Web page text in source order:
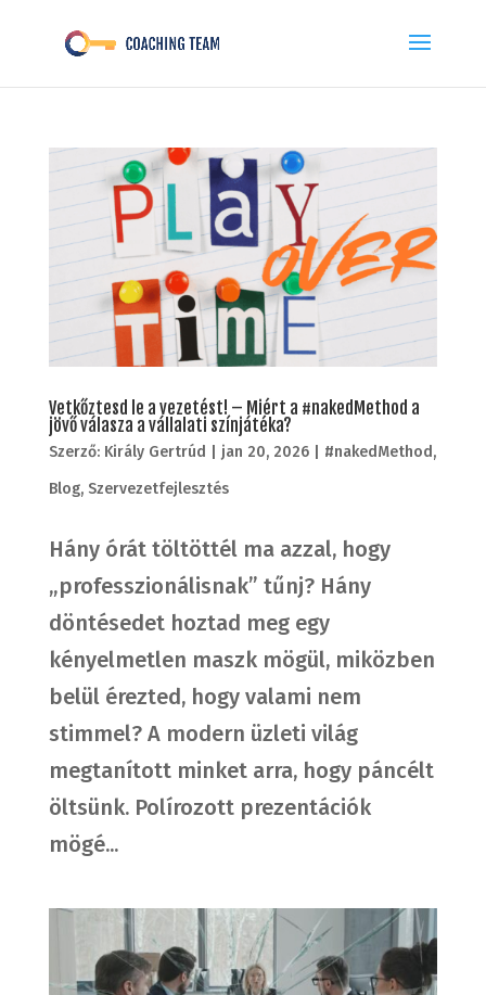
Vetkőztesd le a vezetést! – Miért a #nakedMethod a
jövő válasza a vállalati színjátéka?
Szerző: Király Gertrúd jan 20, 2026| #nakedMethod,
Blog, Szervezetfejlesztés
Hány órát töltöttél ma azzal, hogy
„professzionálisnak” tűnj? Hány
döntésedet hoztad meg egy
kényelmetlen maszk mögül, miközben
belül érezted, hogy valami nem
stimmel? A modern üzleti világ
megtanított minket arra, hogy páncélt
öltsünk. Polírozott prezentációk
mögé...